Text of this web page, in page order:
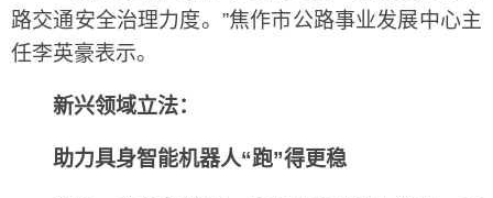
路交通安全治理力度。”焦作市公路事业发展中心主
任李英豪表示。
新兴领域立法：
助力具身智能机器人“跑”得更稳